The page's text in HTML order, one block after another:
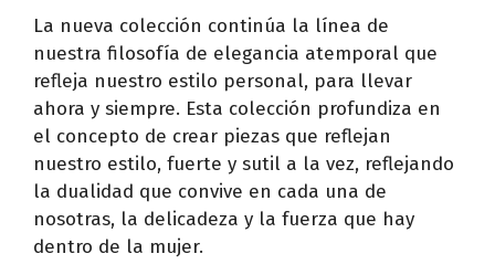
La nueva colección continúa la línea de
nuestra filosofía de elegancia atemporal que
refleja nuestro estilo personal, para llevar
ahora y siempre. Esta colección profundiza en
el concepto de crear piezas que reflejan
nuestro estilo, fuerte y sutil a la vez, reflejando
la dualidad que convive en cada una de
nosotras, la delicadeza y la fuerza que hay
dentro de la mujer.